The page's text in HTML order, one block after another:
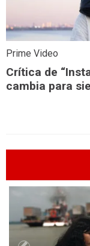
Prime Video
Crítica de
cambia para